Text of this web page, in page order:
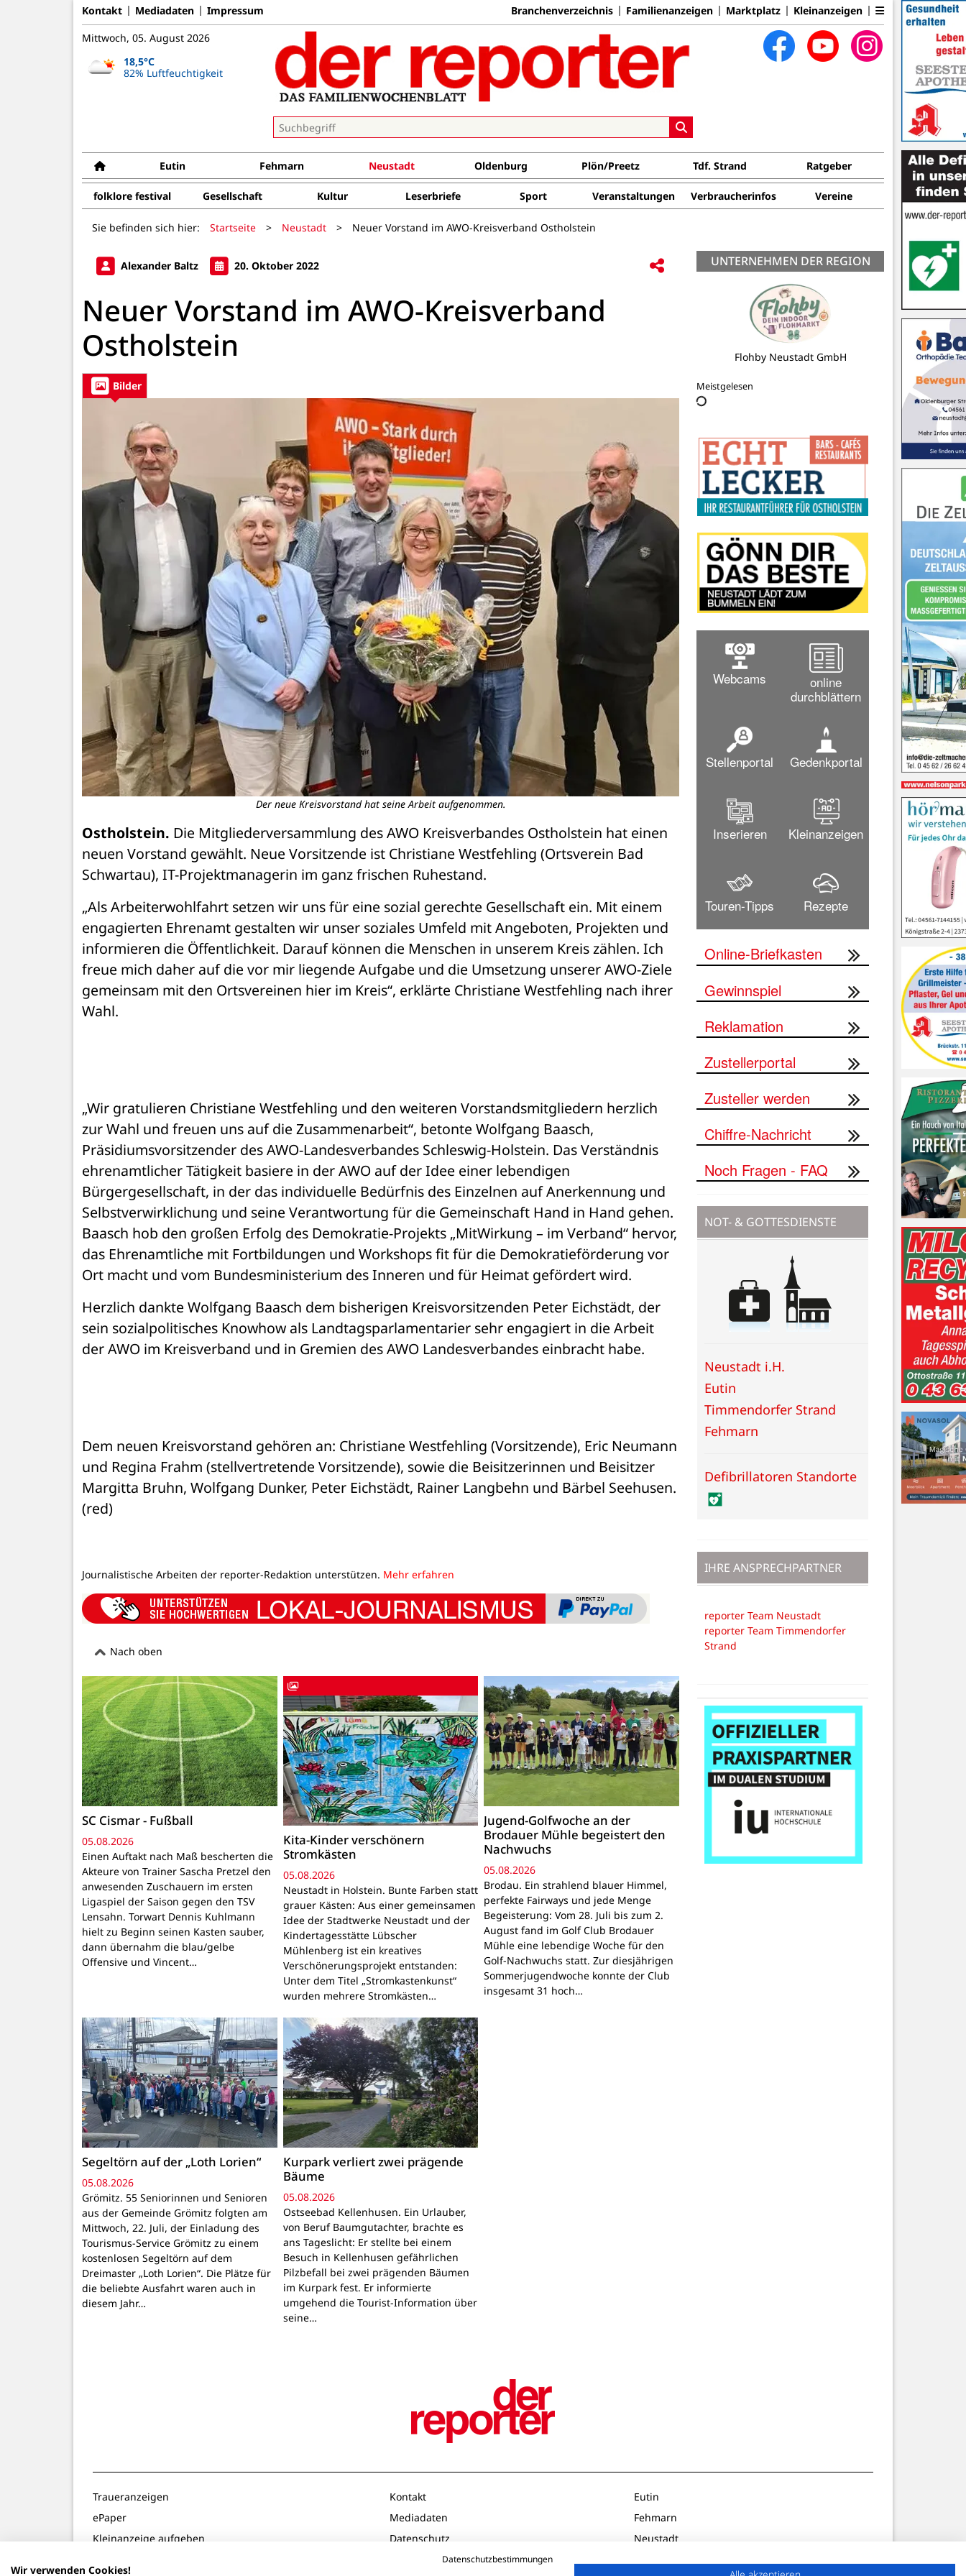
Kontakt Mediadaten Impressum Branchenverzeichnis Familienanzeigen Marktplatz Kleinanzeigen
Mittwoch, 05. August 2026
18,5°C
82% Luftfeuchtigkeit
Eutin Fehmarn Neustadt Oldenburg Plön/Preetz Tdf. Strand Ratgeber
folklore festival Gesellschaft Kultur Leserbriefe Sport Veranstaltungen Verbraucherinfos Vereine
Sie befinden sich hier: Startseite > Neustadt > Neuer Vorstand im AWO-Kreisverband Ostholstein
Alexander Baltz 20. Oktober 2022
Neuer Vorstand im AWO-Kreisverband
Ostholstein
Bilder
Der neue Kreisvorstand hat seine Arbeit aufgenommen.
Ostholstein. Die Mitgliederversammlung des AWO Kreisverbandes Ostholstein hat einen
neuen Vorstand gewählt. Neue Vorsitzende ist Christiane Westfehling (Ortsverein Bad
Schwartau), IT-Projektmanagerin im ganz frischen Ruhestand.
„Als Arbeiterwohlfahrt setzen wir uns für eine sozial gerechte Gesellschaft ein. Mit einem
engagierten Ehrenamt gestalten wir unser soziales Umfeld mit Angeboten, Projekten und
informieren die Öffentlichkeit. Darauf können die Menschen in unserem Kreis zählen. Ich
freue mich daher auf die vor mir liegende Aufgabe und die Umsetzung unserer AWO-Ziele
gemeinsam mit den Ortsvereinen hier im Kreis“, erklärte Christiane Westfehling nach ihrer
Wahl.
„Wir gratulieren Christiane Westfehling und den weiteren Vorstandsmitgliedern herzlich
zur Wahl und freuen uns auf die Zusammenarbeit“, betonte Wolfgang Baasch,
Präsidiumsvorsitzender des AWO-Landesverbandes Schleswig-Holstein. Das Verständnis
ehrenamtlicher Tätigkeit basiere in der AWO auf der Idee einer lebendigen
Bürgergesellschaft, in der das individuelle Bedürfnis des Einzelnen auf Anerkennung und
Selbstverwirklichung und seine Verantwortung für die Gemeinschaft Hand in Hand gehen.
Baasch hob den großen Erfolg des Demokratie-Projekts „MitWirkung – im Verband“ hervor,
das Ehrenamtliche mit Fortbildungen und Workshops fit für die Demokratieförderung vor
Ort macht und vom Bundesministerium des Inneren und für Heimat gefördert wird.
Herzlich dankte Wolfgang Baasch dem bisherigen Kreisvorsitzenden Peter Eichstädt, der
sein sozialpolitisches Knowhow als Landtagsparlamentarier sehr engagiert in die Arbeit
der AWO im Kreisverband und in Gremien des AWO Landesverbandes einbracht habe.
Dem neuen Kreisvorstand gehören an: Christiane Westfehling (Vorsitzende), Eric Neumann
und Regina Frahm (stellvertretende Vorsitzende), sowie die Beisitzerinnen und Beisitzer
Margitta Bruhn, Wolfgang Dunker, Peter Eichstädt, Rainer Langbehn und Bärbel Seehusen.
(red)
Journalistische Arbeiten der reporter-Redaktion unterstützen. Mehr erfahren
Nach oben
SC Cismar - Fußball
05.08.2026
Einen Auftakt nach Maß bescherten die
Akteure von Trainer Sascha Pretzel den
anwesenden Zuschauern im ersten
Ligaspiel der Saison gegen den TSV
Lensahn. Torwart Dennis Kuhlmann
hielt zu Beginn seinen Kasten sauber,
dann übernahm die blau/gelbe
Offensive und Vincent…
Kita-Kinder verschönern
Stromkästen
05.08.2026
Neustadt in Holstein. Bunte Farben statt
grauer Kästen: Aus einer gemeinsamen
Idee der Stadtwerke Neustadt und der
Kindertagesstätte Lübscher
Mühlenberg ist ein kreatives
Verschönerungsprojekt entstanden:
Unter dem Titel „Stromkastenkunst“
wurden mehrere Stromkästen…
Jugend-Golfwoche an der
Brodauer Mühle begeistert den
Nachwuchs
05.08.2026
Brodau. Ein strahlend blauer Himmel,
perfekte Fairways und jede Menge
Begeisterung: Vom 28. Juli bis zum 2.
August fand im Golf Club Brodauer
Mühle eine lebendige Woche für den
Golf-Nachwuchs statt. Zur diesjährigen
Sommerjugendwoche konnte der Club
insgesamt 31 hoch…
Segeltörn auf der „Loth Lorien“
05.08.2026
Grömitz. 55 Seniorinnen und Senioren
aus der Gemeinde Grömitz folgten am
Mittwoch, 22. Juli, der Einladung des
Tourismus-Service Grömitz zu einem
kostenlosen Segeltörn auf dem
Dreimaster „Loth Lorien“. Die Plätze für
die beliebte Ausfahrt waren auch in
diesem Jahr…
Kurpark verliert zwei prägende
Bäume
05.08.2026
Ostseebad Kellenhusen. Ein Urlauber,
von Beruf Baumgutachter, brachte es
ans Tageslicht: Er stellte bei einem
Besuch in Kellenhusen gefährlichen
Pilzbefall bei zwei prägenden Bäumen
im Kurpark fest. Er informierte
umgehend die Tourist-Information über
seine…
UNTERNEHMEN DER REGION
Nelson Park Terassendächer GmbH
Meistgelesen
Webcams
online
durchblättern
Stellenportal Gedenkportal
Inserieren Kleinanzeigen
Touren-Tipps Rezepte
Online-Briefkasten
Gewinnspiel
Reklamation
Zustellerportal
Zusteller werden
Chiffre-Nachricht
Noch Fragen - FAQ
NOT- & GOTTESDIENSTE
Neustadt i.H.
Eutin
Timmendorfer Strand
Fehmarn
Defibrillatoren Standorte
IHRE ANSPRECHPARTNER
reporter Team Neustadt
reporter Team Timmendorfer
Strand
Traueranzeigen
ePaper
Kleinanzeige aufgeben
Kontakt
Mediadaten
Datenschutz
Impressum
Eutin
Fehmarn
Neustadt
Datenschutzbestimmungen
Wir verwenden Cookies!